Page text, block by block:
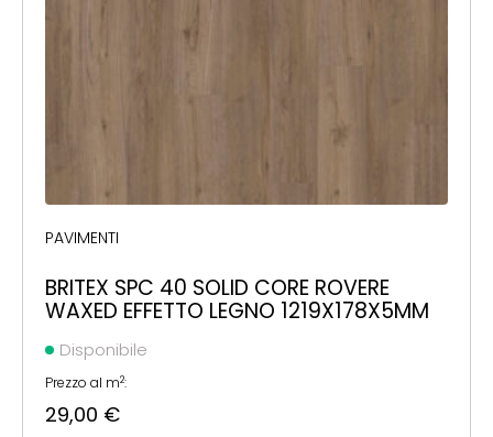
PAVIMENTI
BRITEX SPC 40 SOLID CORE ROVERE
WAXED EFFETTO LEGNO 1219X178X5MM
Disponibile
Prezzo al m2:
29,00 €